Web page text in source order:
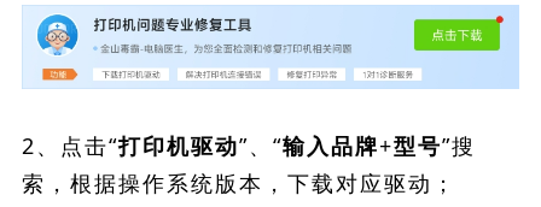
2、点击“打印机驱动”、“输入品牌+型号”搜
索，根据操作系统版本，下载对应驱动；